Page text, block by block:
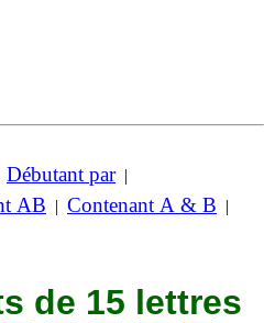
Débutant par|
AB | Contenant A & B |
de 15 lettres